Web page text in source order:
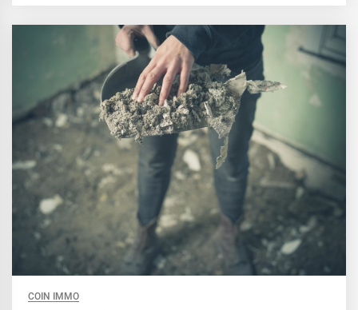
COIN IMMO